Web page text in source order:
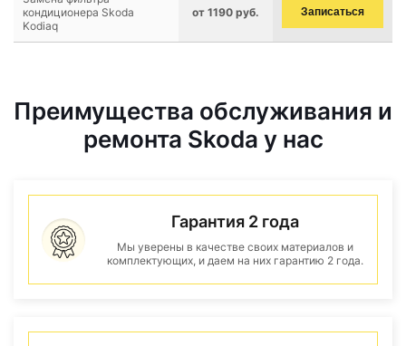
кондиционера Skoda
Kodiaq
от 1190 руб. Записаться
Преимущества обслуживания и
ремонта Skoda у нас
Гарантия 2 года
Мы уверены в качестве своих материалов и
комплектующих, и даем на них гарантию 2 года.